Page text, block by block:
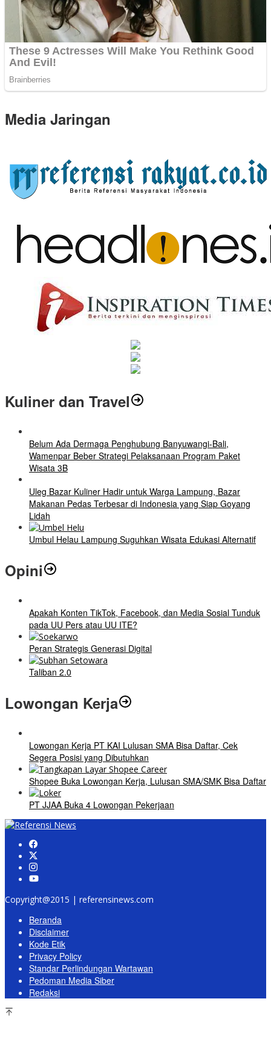
Media Jaringan
Kuliner dan Travel
Belum Ada Dermaga Penghubung Banyuwangi-Bali,
Wamenpar Beber Strategi Pelaksanaan Program Paket
Wisata 3B
Uleg Bazar Kuliner Hadir untuk Warga Lampung, Bazar
Makanan Pedas Terbesar di Indonesia yang Siap Goyang
Lidah
Umbul Helau Lampung Suguhkan Wisata Edukasi Alternatif
Opini
Apakah Konten TikTok, Facebook, dan Media Sosial Tunduk
pada UU Pers atau UU ITE?
Peran Strategis Generasi Digital
Taliban 2.0
Lowongan Kerja
Lowongan Kerja PT KAI Lulusan SMA Bisa Daftar, Cek
Segera Posisi yang Dibutuhkan
Shopee Buka Lowongan Kerja, Lulusan SMA/SMK Bisa Daftar
PT JJAA Buka 4 Lowongan Pekerjaan
Copyright@2015 | referensinews.com
Beranda
Disclaimer
Kode Etik
Privacy Policy
Standar Perlindungan Wartawan
Pedoman Media Siber
Redaksi